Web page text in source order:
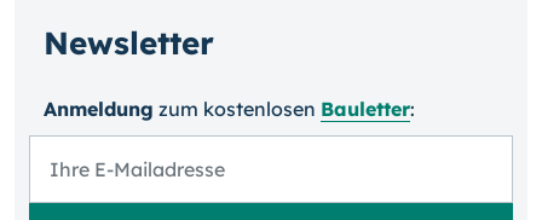
Newsletter
Anmeldung zum kosten­losen Bauletter: